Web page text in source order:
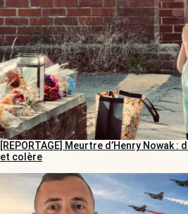
[REPORTAGE] Meurtre d’Henry Nowak
et colère